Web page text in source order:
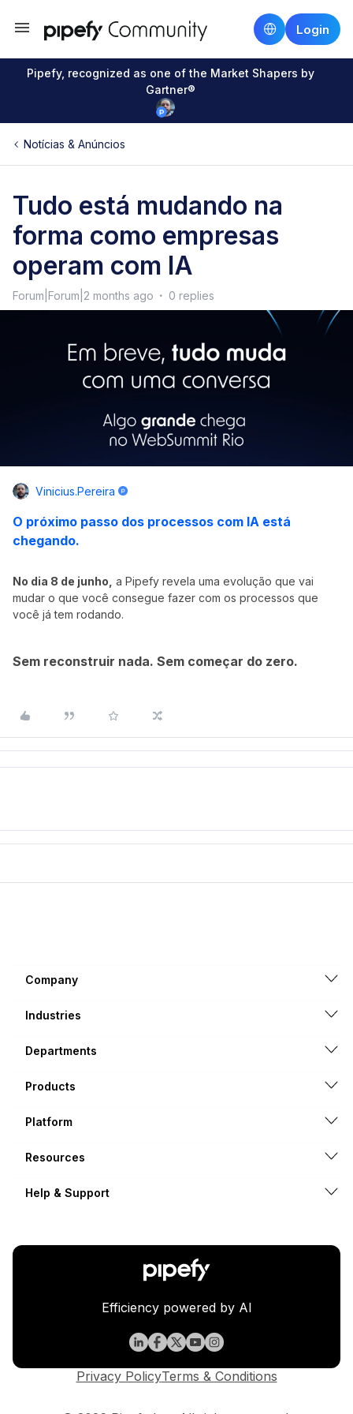
Login
Pipefy, recognized as one of the Market Shapers by
Gartner®
Notícias & Anúncios
Tudo está mudando na
forma como empresas
operam com IA
Forum|Forum|2 months ago 0 replies
Vinicius.pereira
O próximo passo dos processos com IA está
chegando.
No dia 8 de junho, a Pipefy revela uma evolução que vai
mudar o que você consegue fazer com os processos que
você já tem rodando.
Sem reconstruir nada. Sem começar do zero.
Company
Industries
Departments
Products
Platform
Resources
Help & Support
Efficiency powered by AI
Privacy PolicyTerms & Conditions